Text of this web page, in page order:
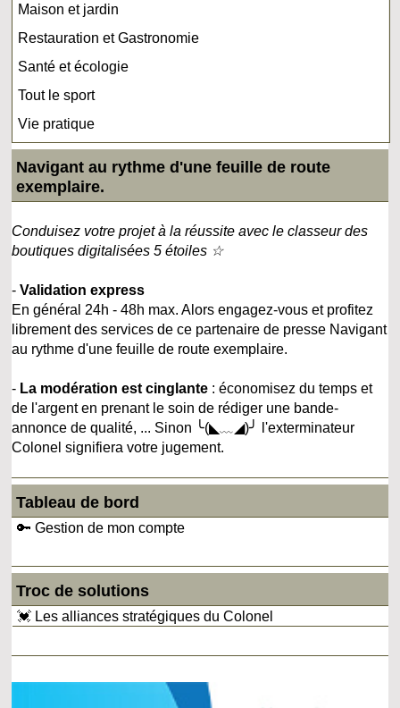
Maison et jardin
Restauration et Gastronomie
Santé et écologie
Tout le sport
Vie pratique
Navigant au rythme d'une feuille de route
exemplaire.
Conduisez votre projet à la réussite avec le classeur des
boutiques digitalisées 5 étoiles ☆
-Validation express
En général 24h - 48h max. Alors engagez-vous et profitez
librement des services de ce partenaire de presse Navigant
au rythme d'une feuille de route exemplaire.
- La modération est cinglante : économisez du temps et
de l'argent en prenant le soin de rédiger une bande-
annonce de qualité, ... Sinon ╰(◣﹏◢)╯ l'exterminateur
Colonel signifiera votre jugement.
Tableau de bord
🔑 Gestion de mon compte
Troc de solutions
💓 Les alliances stratégiques du Colonel